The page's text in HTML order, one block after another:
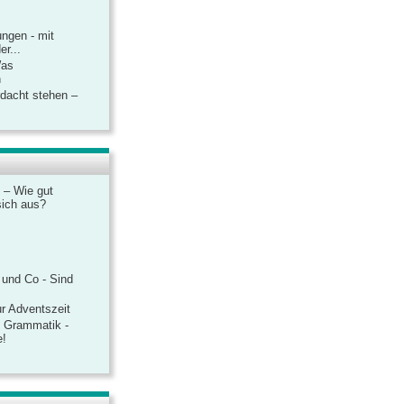
- mit
stehen –
– Wie gut
aus?
Co - Sind
Adventszeit
Grammatik -